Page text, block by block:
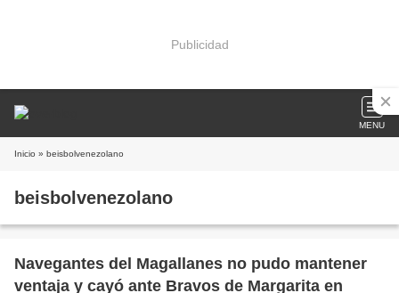
Publicidad
MENU
Inicio » beisbolvenezolano
beisbolvenezolano
Navegantes del Magallanes no pudo mantener
ventaja y cayó ante Bravos de Margarita en